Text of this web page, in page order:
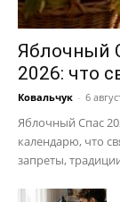
Яблочный
2026: что
Ковальчук - 6
Яблочный Спас
календарю, что
запреты,